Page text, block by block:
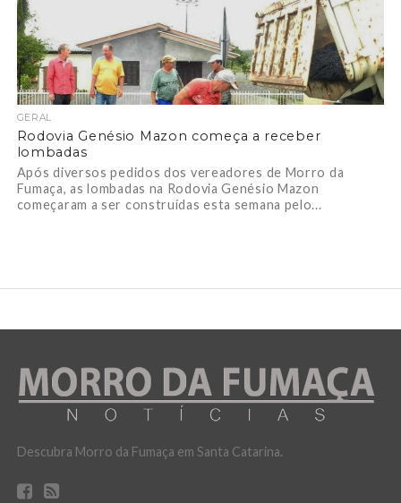
GERAL
Rodovia Genésio Mazon começa a receber
lombadas
Após diversos pedidos dos vereadores de Morro da
Fumaça, as lombadas na Rodovia Genésio Mazon
começaram a ser construídas esta semana pelo...
Descubra Morro da Fumaça em Santa Catarina.